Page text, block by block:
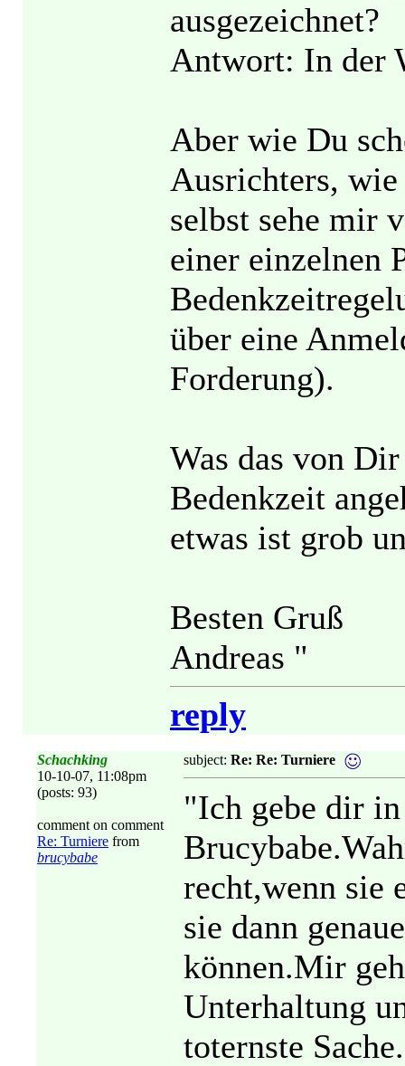
ausgezeichnet?
Antwort: In der
Aber wie Du
Ausrichters,
selbst sehe mir
einer einzelnen
über eine
Forderung).
Was das von
Bedenkzeit
etwas ist grob
Besten Gruß
Andreas "
reply
Schachking
10-10-07, 11:08pm
(posts: 93)
comment on comment
Re: Turniere from
brucybabe
subject: Re: Re: Turniere
"Ich gebe dir
recht,wenn sie
sie dann
können.Mir
Unterhaltung
toternste